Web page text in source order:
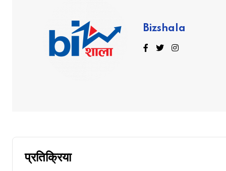
Bizshala
प्रतिक्रिया